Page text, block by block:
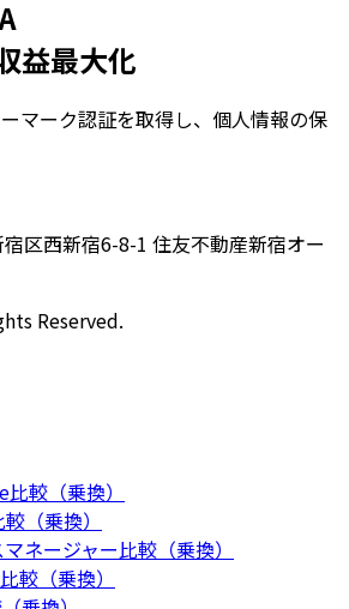
益最大化
マーク認証を取得し、個人情報の保
区西新宿6-8-1 住友不動産新宿オー
Reserved.
較（乗換）
（乗換）
ネージャー比較（乗換）
較（乗換）